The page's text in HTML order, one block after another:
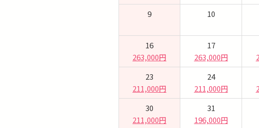
9
10
16
263,000円
17
263,000円
23
211,000円
24
211,000円
30
211,000円
31
196,000円